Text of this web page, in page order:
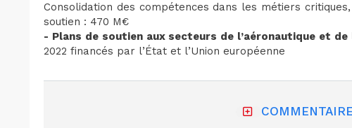
Consolidation des compétences dans les métiers
soutien : 470 M€
- Plans de soutien aux secteurs de l’aéronautique et de
2022 financés par l’État et l’Union européenne